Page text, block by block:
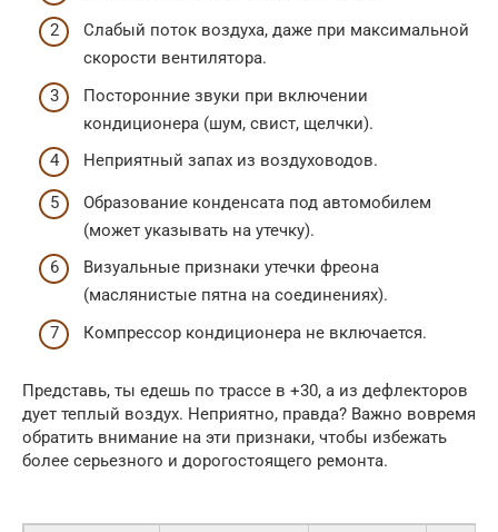
Слабый поток воздуха, даже при максимальной
скорости вентилятора.
Посторонние звуки при включении
кондиционера (шум, свист, щелчки).
Неприятный запах из воздуховодов.
Образование конденсата под автомобилем
(может указывать на утечку).
Визуальные признаки утечки фреона
(маслянистые пятна на соединениях).
Компрессор кондиционера не включается.
Представь, ты едешь по трассе в +30, а из дефлекторов
дует теплый воздух. Неприятно, правда? Важно вовремя
обратить внимание на эти признаки, чтобы избежать
более серьезного и дорогостоящего ремонта.